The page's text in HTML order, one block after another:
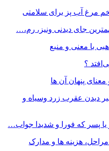
۲۵ نشانه و تعبیر دیدن عقرب زرد وسیاه و
هزینه ها و مدارک